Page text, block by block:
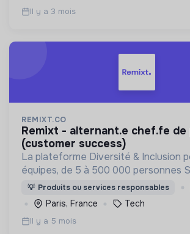
Il y a 3 mois
REMIXT.CO
remixt - alternant.e chef.fe de projet cs
(customer success)
La plateforme Diversité & Inclusion
équipes, de 5 à 500 000 personnes
sondez vos équipes pour améliorer
ensemble et prévenir les risques
💡 Produits ou services responsables
Paris, France Tech
Il y a 5 mois